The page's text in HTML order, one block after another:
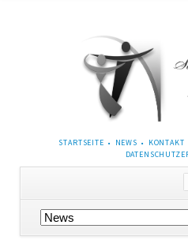
NAVIGATION
STARTSEITE NEWS KONTAKT
Navigation
überspringen